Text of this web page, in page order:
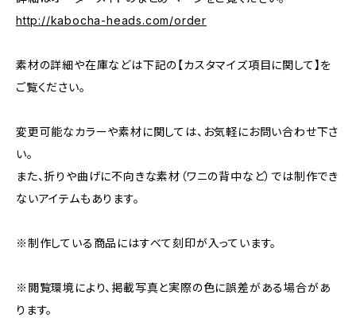
http://kabocha-heads.com/order
素材の詳細や在庫などは下記の【カスタマイズ項目に関して】を
ご覧ください。
変更可能なカラーや素材に関しては、お気軽にお問い合わせ下さ
い。
また、折りや曲げに不向きな素材（ワニの背中など）では制作でき
ないアイテムもあります。
※制作している商品にはすべて刻印が入っています。
※閲覧環境により、掲載写真と実際の色に誤差がある場合があ
ります。